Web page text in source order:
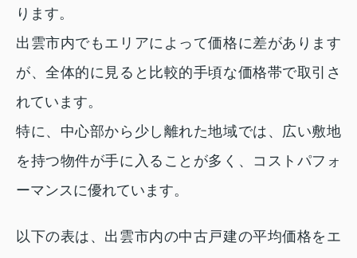
ります。
出雲市内でもエリアによって価格に差があります
が、全体的に見ると比較的手頃な価格帯で取引さ
れています。
特に、中心部から少し離れた地域では、広い敷地
を持つ物件が手に入ることが多く、コストパフォ
ーマンスに優れています。
以下の表は、出雲市内の中古戸建の平均価格をエ